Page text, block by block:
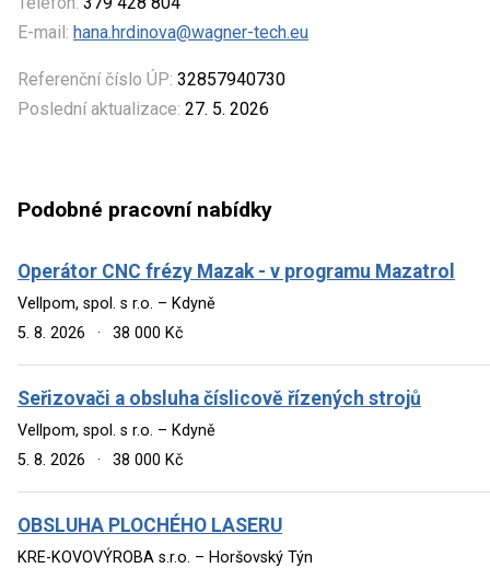
E-mail: hana.hrdinova@wagner-tech.eu
Referenční číslo ÚP: 32857940730
Poslední aktualizace: 27. 5. 2026
Podobné pracovní nabídky
Operátor CNC frézy Mazak - v programu Mazatrol
Vellpom, spol. s r.o. – Kdyně
5. 8. 2026
· 38 000 Kč
Seřizovači a obsluha číslicově řízených strojů
Vellpom, spol. s r.o. – Kdyně
5. 8. 2026
· 38 000 Kč
OBSLUHA PLOCHÉHO LASERU
KRE-KOVOVÝROBA s.r.o. – Horšovský Týn